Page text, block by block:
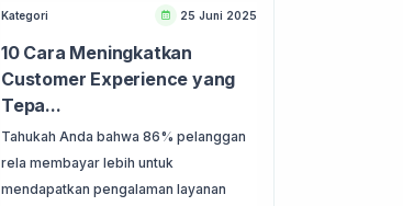
Kategori 25 Juni 2025
10 Cara Meningkatkan
Customer Experience yang
Tepa...
Tahukah Anda bahwa 86% pelanggan
rela membayar lebih untuk
mendapatkan pengalaman layanan